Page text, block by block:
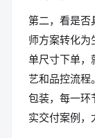
第二，看是
师方案转化
单尺寸下单，
艺和品控流程
包装，每一环
实交付案例，